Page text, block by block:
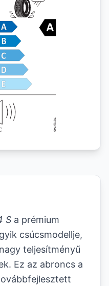
S a prémium
csúcsmodellje,
teljesítményű
Ez az abroncs a